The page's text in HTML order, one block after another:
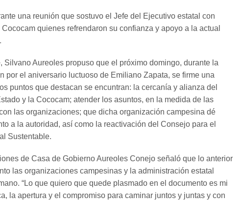
una reunión que sostuvo el Jefe del Ejecutivo estatal con
quienes refrendaron su confianza y apoyo a la actual
Silvano Aureoles propuso que el próximo domingo, durante la
por el aniversario luctuoso de Emiliano Zapata, se firme una
puntos que destacan se encuntran: la cercanía y alianza del
y la Cococam; atender los asuntos, en la medida de las
las organizaciones; que dicha organización campesina dé
a la autoridad, así como la reactivación del Consejo para el
Sustentable.
de Casa de Gobierno Aureoles Conejo señaló que lo anterior
las organizaciones campesinas y la administración estatal
“Lo que quiero que quede plasmado en el documento es mi
la apertura y el compromiso para caminar juntos y juntas y con